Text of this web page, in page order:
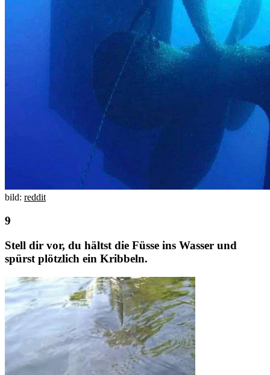
bild: reddit
Stell dir vor, du hältst die Füsse ins Wasser und
spürst plötzlich ein Kribbeln.